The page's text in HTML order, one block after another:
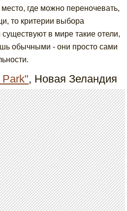
место, где можно переночевать,
то критерии выбора
в мире такие отели,
обычными - они просто сами
, Новая Зеландия